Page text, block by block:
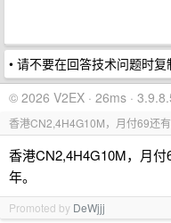
• 请不要在回答技术问题时
© 2026 V2EX · 26ms ·
香港CN2,4H4G10M，月付69还
香港CN2,4H4G10M，月
年。
Promoted by DeWjjj